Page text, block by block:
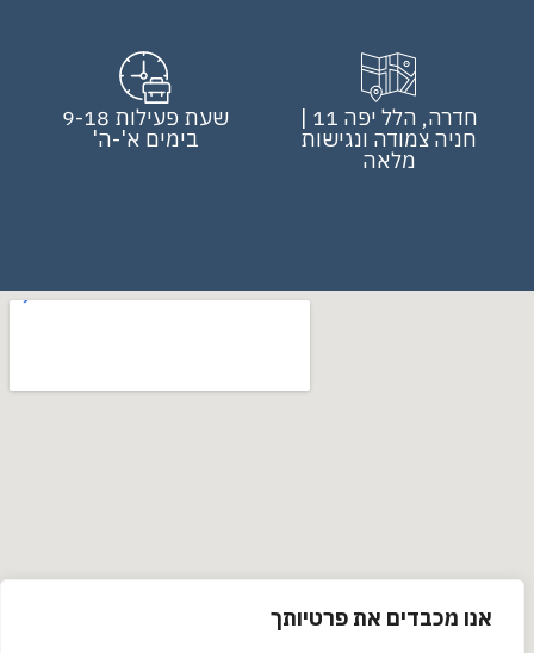
אנו מכבדים את פרטיותך
חדרה, הלל יפה 11 |
חניה צמודה ונגישות
מלאה
שעת פעילות 9-18
בימים א'-ה'